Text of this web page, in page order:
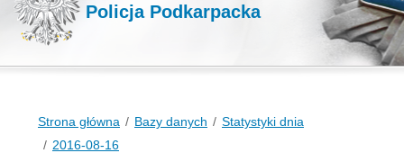
Policja Podkarpacka
Strona główna Bazy danych
Statystyki dnia
2016-08-16